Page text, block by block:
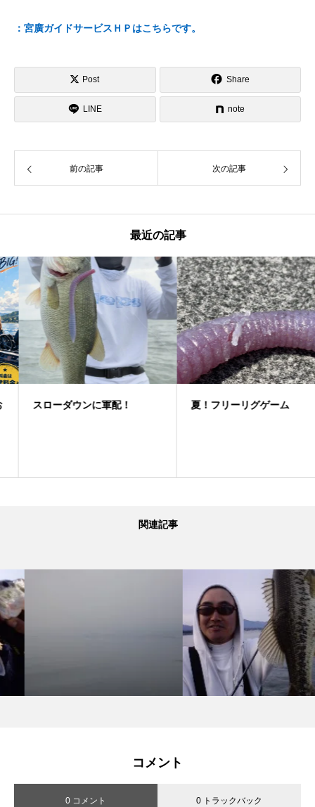
：宮廣ガイドサービスＨＰはこちらです。
Post Share
LINE note
前の記事 次の記事
最近の記事
スローダウンに軍配！ 夏！フリーリグゲーム
関連記事
コメント
0 コメント 0 トラックバック